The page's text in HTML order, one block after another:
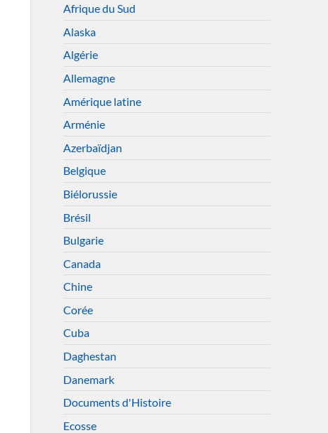
Afrique du Sud
Alaska
Algérie
Allemagne
Amérique latine
Arménie
Azerbaïdjan
Belgique
Biélorussie
Brésil
Bulgarie
Canada
Chine
Corée
Cuba
Daghestan
Danemark
Documents d'Histoire
Ecosse